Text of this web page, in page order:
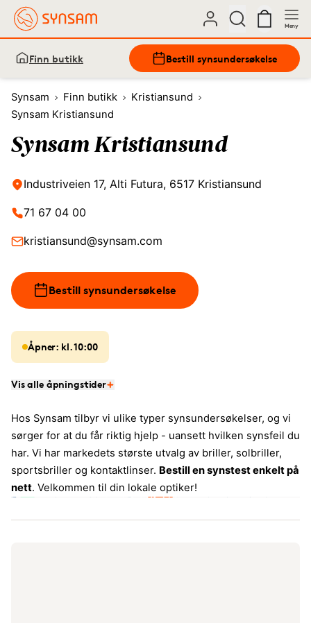
Meny
Finn butikk Bestill synsundersøkelse
Synsam Finn butikk
Kristiansund
Synsam Kristiansund
Synsam Kristiansund
Industriveien 17, Alti Futura, 6517 Kristiansund
71 67 04 00
kristiansund@synsam.com
Bestill synsundersøkelse
Åpner: kl. 10:00
Vis alle åpningstider
Hos Synsam tilbyr vi ulike typer synsundersøkelser, og vi
sørger for at du får riktig hjelp - uansett hvilken synsfeil du
har. Vi har markedets største utvalg av briller, solbriller,
sportsbriller og kontaktlinser. Bestill en synstest enkelt på
nett. Velkommen til din lokale optiker!